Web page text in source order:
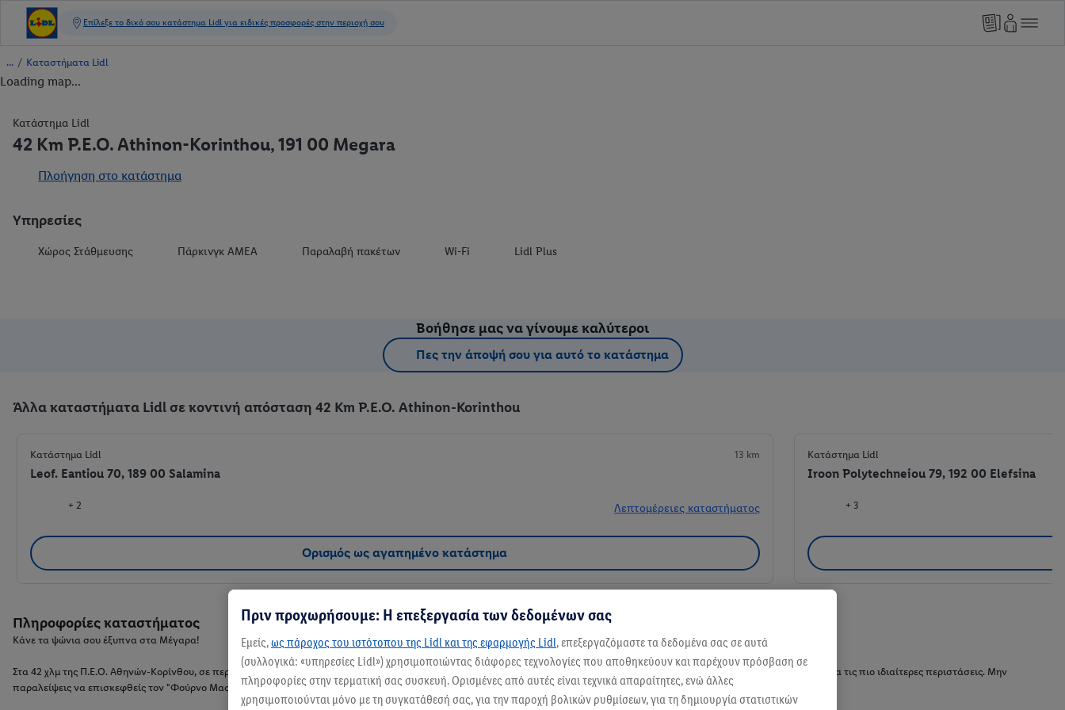
/ Καταστήματα Lidl
Loading map...
Κατάστημα Lidl
42 Km P.E.O. Athinon-Korinthou, 191 00 Megara
Πλοήγηση στο κατάστημα
Υπηρεσίες
Χώρος Στάθμευσης Πάρκινγκ ΑΜΕΑ Παραλαβή πακέτων Wi-Fi Lidl Plus
Βοήθησε μας να γίνουμε καλύτεροι
Πες την άποψή σου για αυτό το κατάστημα
Άλλα καταστήματα Lidl σε κοντινή απόσταση 42 Km P.E.O. Athinon-Korinthou
Κατάστημα Lidl 13 km
Leof. Eantiou 70, 189 00 Salamina
+ 2 Λεπτομέρειες καταστήματος
Ορισμός ως αγαπημένο κατάστημα
Κατάστημα Lidl
Iroon Polytechneiou 79, 192 00 Elefsina
+ 3
Πληροφορίες καταστήματος
Κάνε τα ψώνια σου έξυπνα στα Μέγαρα!
Στα 42 χλμ της Π.Ε.Ο. Αθηνών-Κορίνθου, σε περιμένει το Lidl στα Μέγαρα, έτοιμο να σε εξυπηρετήσει! Εδώ, θα βρεις όλα όσα χρειάζεσαι για το καθημερινό σου τραπέζι, αλλά και για τις πιο ιδιαίτερες περιστάσεις. Μην
παραλείψεις να επισκεφθείς τον "Φούρνο Μας" για λαχταριστά αρτοσκευάσματα.
Πριν προχωρήσουμε: Η επεξεργασία των δεδομένων σας
Εμείς,ως πάροχος του ιστότοπου της Lidl και της εφαρμογής Lidl, επεξεργαζόμαστε τα δεδομένα σας σε αυτά
(συλλογικά: «υπηρεσίες Lidl») χρησιμοποιώντας διάφορες τεχνολογίες που αποθηκεύουν και παρέχουν πρόσβαση σε
πληροφορίες στην τερματική σας συσκευή. Ορισμένες από αυτές είναι τεχνικά απαραίτητες, ενώ άλλες
χρησιμοποιούνται μόνο με τη συγκατάθεσή σας, για την παροχή βολικών ρυθμίσεων, για τη δημιουργία στατιστικών